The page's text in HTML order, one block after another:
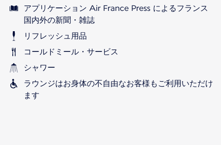
アプリケーション Air France Press によるフランス
国内外の新聞・雑誌
リフレッシュ用品
コールドミール・サービス
シャワー
ラウンジはお身体の不自由なお客様もご利用いただけ
ます